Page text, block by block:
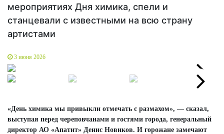
мероприятиях Дня химика, спели и
станцевали с известными на всю страну
артистами
3 июня 2026
Next
«День химика мы привыкли отмечать с размахом», — сказал,
выступая перед череповчанами и гостями города, генеральный
директор АО «Апатит» Денис Новиков. И горожане замечают